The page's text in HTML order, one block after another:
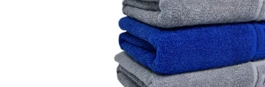
Lenjerii de finet Iprimate Digital
Lenjerii de pat Bumbac 100%
Lenjerii de pat Finet + 2 Draperii